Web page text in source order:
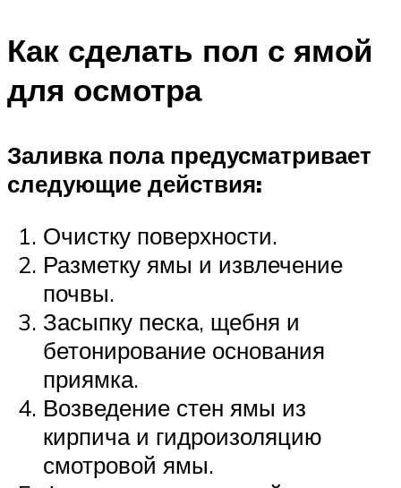
Как сделать пол с ямой
для осмотра
Заливка пола предусматривает
следующие действия:
Очистку поверхности.
Разметку ямы и извлечение
почвы.
Засыпку песка, щебня и
бетонирование основания
приямка.
Возведение стен ямы из
кирпича и гидроизоляцию
смотровой ямы.